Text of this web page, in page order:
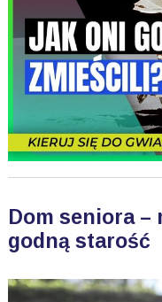
Dom seniora –
godną starość